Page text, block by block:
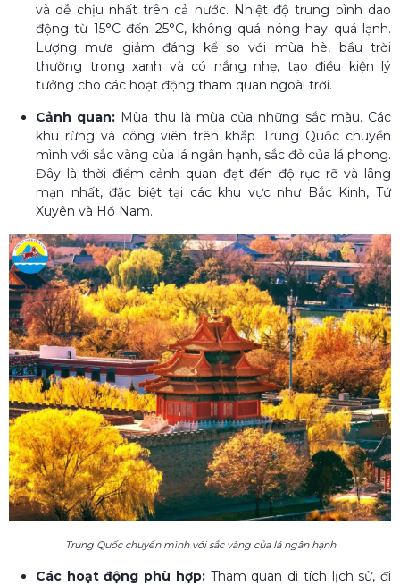
và dễ chịu nhất trên cả nước. Nhiệt độ trung bình dao
động từ 15°C đến 25°C, không quá nóng hay quá lạnh.
Lượng mưa giảm đáng kể so với mùa hè, bầu trời
thường trong xanh và có nắng nhẹ, tạo điều kiện lý
tưởng cho các hoạt động tham quan ngoài trời.
Cảnh quan: Mùa thu là mùa của những sắc màu. Các
khu rừng và công viên trên khắp Trung Quốc chuyển
mình với sắc vàng của lá ngân hạnh, sắc đỏ của lá phong.
Đây là thời điểm cảnh quan đạt đến độ rực rỡ và lãng
mạn nhất, đặc biệt tại các khu vực như Bắc Kinh, Tứ
Xuyên và Hồ Nam.
Trung Quốc chuyển mình với sắc vàng của lá ngân hạnh
Các hoạt động phù hợp:Tham quan di tích lịch sử, đi